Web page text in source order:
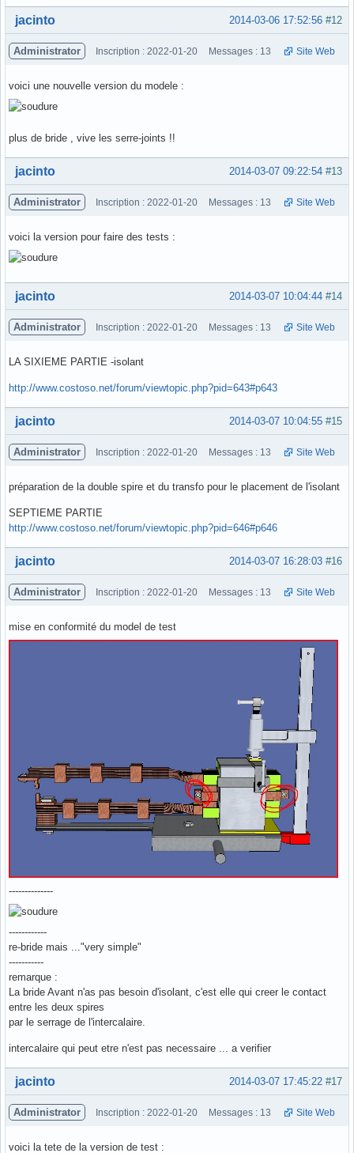
Hors ligne #12
2014-03-06 17:52:56
jacinto
Administrator Inscription : 2022-01-20 Messages : 13 Site Web
voici une nouvelle version du modele :
plus de bride , vive les serre-joints !!
Hors ligne #13
2014-03-07 09:22:54
jacinto
Administrator Inscription : 2022-01-20 Messages : 13 Site Web
voici la version pour faire des tests :
Hors ligne #14
2014-03-07 10:04:44
jacinto
Administrator Inscription : 2022-01-20 Messages : 13 Site Web
LA SIXIEME PARTIE -isolant
http://www.costoso.net/forum/viewtopic.php?pid=643#p643
Hors ligne #15
2014-03-07 10:04:55
jacinto
Administrator Inscription : 2022-01-20 Messages : 13 Site Web
préparation de la double spire et du transfo pour le placement de l'isolant
SEPTIEME PARTIE
http://www.costoso.net/forum/viewtopic.php?pid=646#p646
Hors ligne #16
2014-03-07 16:28:03
jacinto
Administrator Inscription : 2022-01-20 Messages : 13 Site Web
mise en conformité du model de test
--------------
------------
re-bride mais ..."very simple"
-----------
remarque :
La bride Avant n'as pas besoin d'isolant, c'est elle qui creer le contact
entre les deux spires
par le serrage de l'intercalaire.
intercalaire qui peut etre n'est pas necessaire ... a verifier
Hors ligne #17
2014-03-07 17:45:22
jacinto
Administrator Inscription : 2022-01-20 Messages : 13 Site Web
voici la tete de la version de test :